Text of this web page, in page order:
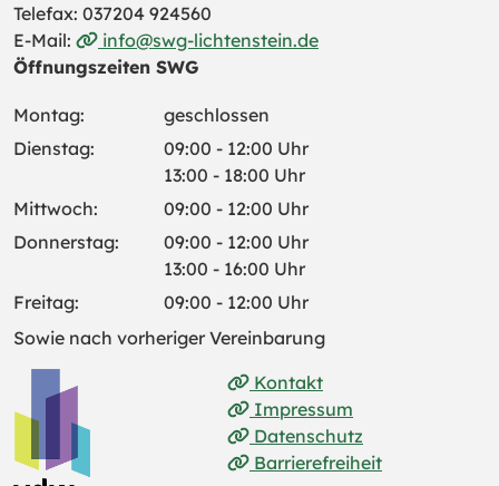
Telefax: 037204 924560
E-Mail:
info@swg-lichtenstein.de
Öffnungszeiten SWG
Montag:
geschlossen
Dienstag:
09:00 - 12:00 Uhr
13:00 - 18:00 Uhr
Mittwoch:
09:00 - 12:00 Uhr
Donnerstag:
09:00 - 12:00 Uhr
13:00 - 16:00 Uhr
Freitag:
09:00 - 12:00 Uhr
Sowie nach vorheriger Vereinbarung
Kontakt
Impressum
Datenschutz
Barrierefreiheit